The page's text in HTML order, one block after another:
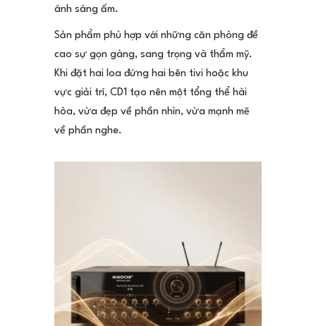
ánh sáng ấm.
Sản phẩm phù hợp với những căn phòng đề
cao sự gọn gàng, sang trọng và thẩm mỹ.
Khi đặt hai loa đứng hai bên tivi hoặc khu
vực giải trí, CD1 tạo nên một tổng thể hài
hòa, vừa đẹp về phần nhìn, vừa mạnh mẽ
về phần nghe.